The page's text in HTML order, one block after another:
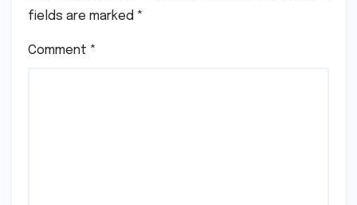
fields are marked *
Comment *